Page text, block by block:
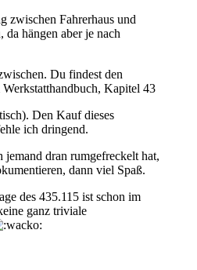
zwischen Fahrerhaus und
da hängen aber je nach
Du findest den
Kapitel 43
Den Kauf dieses
ich dringend.
dran rumgefreckelt hat,
dann viel Spaß.
des 435.115 ist schon im
ganz triviale